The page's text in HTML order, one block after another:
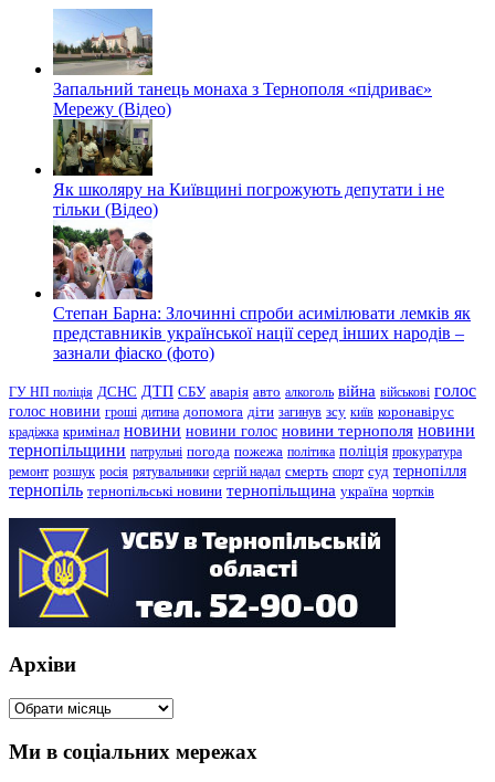
Запальний танець монаха з Тернополя «підриває»
Мережу (Відео)
Як школяру на Київщині погрожують депутати і не
тільки (Відео)
Степан Барна: Злочинні спроби асимілювати лемків як
представників української нації серед інших народів –
зазнали фіаско (фото)
ГУ НП поліція ДСНС ДТП СБУ аварія авто алкоголь війна військові голос
голос новини гроші дитина допомога діти загинув зсу київ коронавірус
крадіжка кримінал новини новини голос новини тернополя новини
тернопільщини патрульні погода пожежа політика поліція прокуратура
ремонт розшук росія рятувальники сергій надал смерть спорт суд тернопілля
тернопіль тернопільські новини тернопільщина україна чортків
Архіви
Архіви
Ми в соціальних мережах